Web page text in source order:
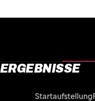
ERGEBNISSE
Startaufstellung